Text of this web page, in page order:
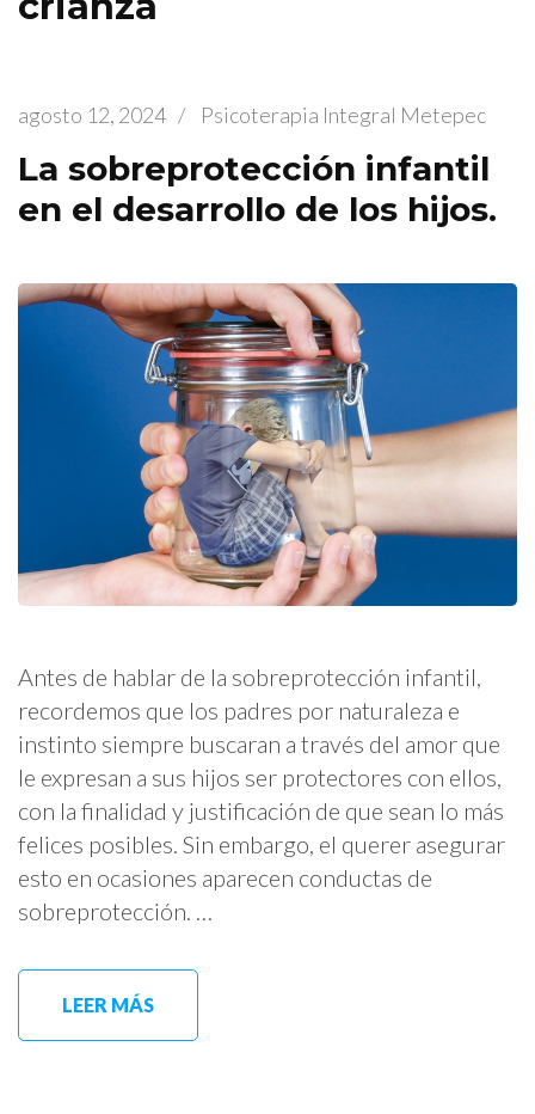
agosto 12, 2024 / Psicoterapia Integral Metepec
La sobreprotección infantil
en el desarrollo de los hijos.
Antes de hablar de la sobreprotección infantil,
recordemos que los padres por naturaleza e
instinto siempre buscaran a través del amor que
le expresan a sus hijos ser protectores con ellos,
con la finalidad y justificación de que sean lo más
felices posibles. Sin embargo, el querer asegurar
esto en ocasiones aparecen conductas de
sobreprotección. …
LEER MÁS